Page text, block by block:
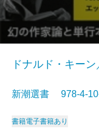
ドナルド・キー
新潮選書 978-4-
書籍電子書籍あり